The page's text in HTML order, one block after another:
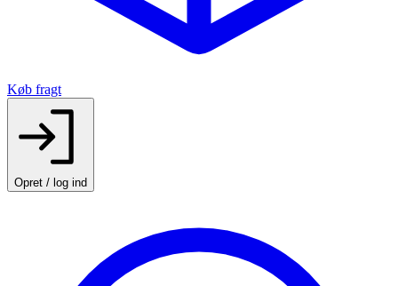
Køb fragt
Opret / log ind